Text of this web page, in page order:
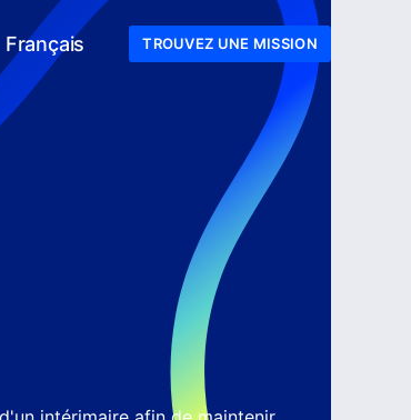
Français TROUVEZ UNE MISSION